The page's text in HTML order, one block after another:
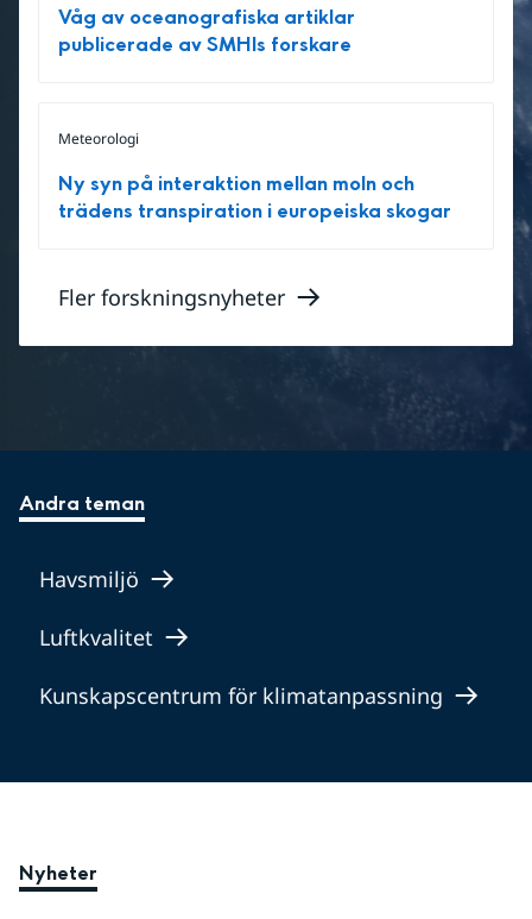
Våg av oceanografiska artiklar
publicerade av SMHIs forskare
Meteorologi
Ny syn på interaktion mellan moln och
trädens transpiration i europeiska skogar
Fler forskningsnyheter
Andra teman
Havsmiljö
Luftkvalitet
Kunskapscentrum för klimatanpassning
Nyheter